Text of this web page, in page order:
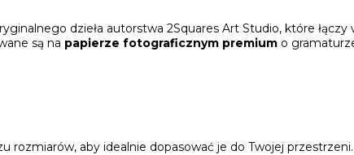
dzieła autorstwa 2Squares Art Studio, które łączy
są na papierze fotograficznym premiumo
rozmiarów, aby idealnie dopasować je do Twojej przestrzeni.